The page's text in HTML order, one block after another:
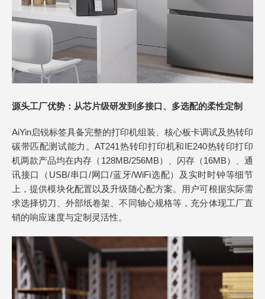
源头工厂优势：从芯片级研发到多接口、多选配的柔性定制
AiYin启锐标签具备完整的打印机组装、核心板卡调试及热转印
碳带匹配测试能力。AT241热转印打印机和IE240热转印打印
机两款产品均在内存（128MB/256MB）、闪存（16MB）、通
讯接口（USB/串口/网口/蓝牙/WiFi选配）及实时时钟等细节
上，提供模块化配置以及升级随心配方案。用户可根据实际需
求选择切刀、外部纸卷架、不同轴心规格等，充分体现工厂直
销的响应速度与定制灵活性。